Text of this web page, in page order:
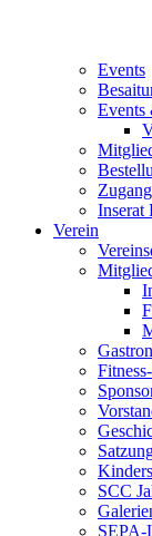
Events
Events
Inserat
Verein
SCC
SEPA-